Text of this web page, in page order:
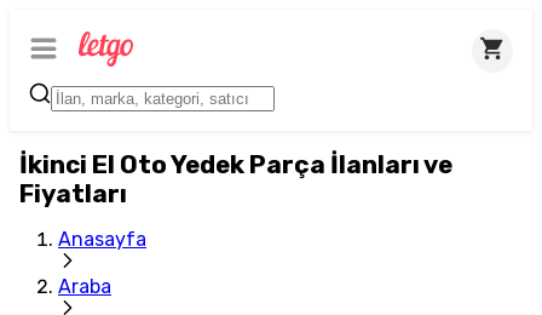
İkinci El Oto Yedek Parça İlanları ve
Fiyatları
Anasayfa
Araba